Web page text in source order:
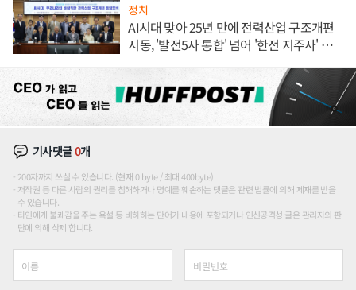
정치
AI시대 맞아 25년 만에 전력산업 구조개편
시동, '발전5사 통합' 넘어 '한전 지주사' 재편
기사댓글0개
200자까지 쓰실 수 있습니다. (현재 0 byte / 최대 400byte)
저작권 등 다른 사람의 권리를 침해하거나 명예를 훼손하는 댓글은 관련 법률에 의해 제재를 받을
수 있습니다.
타인에게 불쾌감을 주는 욕설 등 비하하는 단어가 내용에 포함되거나 인신공격성 글은 관리자의 판
단에 의해 삭제 합니다.